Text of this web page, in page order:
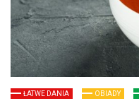
ŁATWE DANIA OBIADY